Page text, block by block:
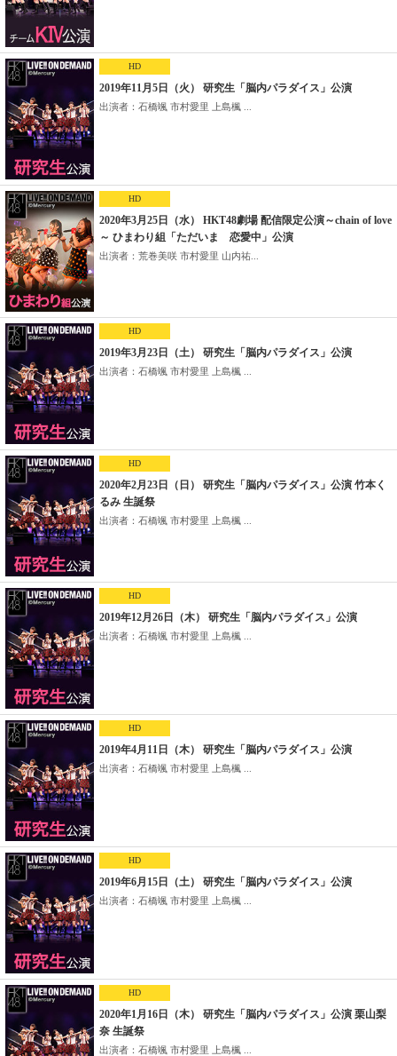
HD
2019年11月5日（火） 研究生「脳内パラダイス」公演
出演者：石橋颯 市村愛里 上島楓 ...
HD
2020年3月25日（水） HKT48劇場 配信限定公演～chain of love
～ ひまわり組「ただいま 恋愛中」公演
出演者：荒巻美咲 市村愛里 山内祐...
HD
2019年3月23日（土） 研究生「脳内パラダイス」公演
出演者：石橋颯 市村愛里 上島楓 ...
HD
2020年2月23日（日） 研究生「脳内パラダイス」公演 竹本く
るみ 生誕祭
出演者：石橋颯 市村愛里 上島楓 ...
HD
2019年12月26日（木） 研究生「脳内パラダイス」公演
出演者：石橋颯 市村愛里 上島楓 ...
HD
2019年4月11日（木） 研究生「脳内パラダイス」公演
出演者：石橋颯 市村愛里 上島楓 ...
HD
2019年6月15日（土） 研究生「脳内パラダイス」公演
出演者：石橋颯 市村愛里 上島楓 ...
HD
2020年1月16日（木） 研究生「脳内パラダイス」公演 栗山梨
奈 生誕祭
出演者：石橋颯 市村愛里 上島楓 ...